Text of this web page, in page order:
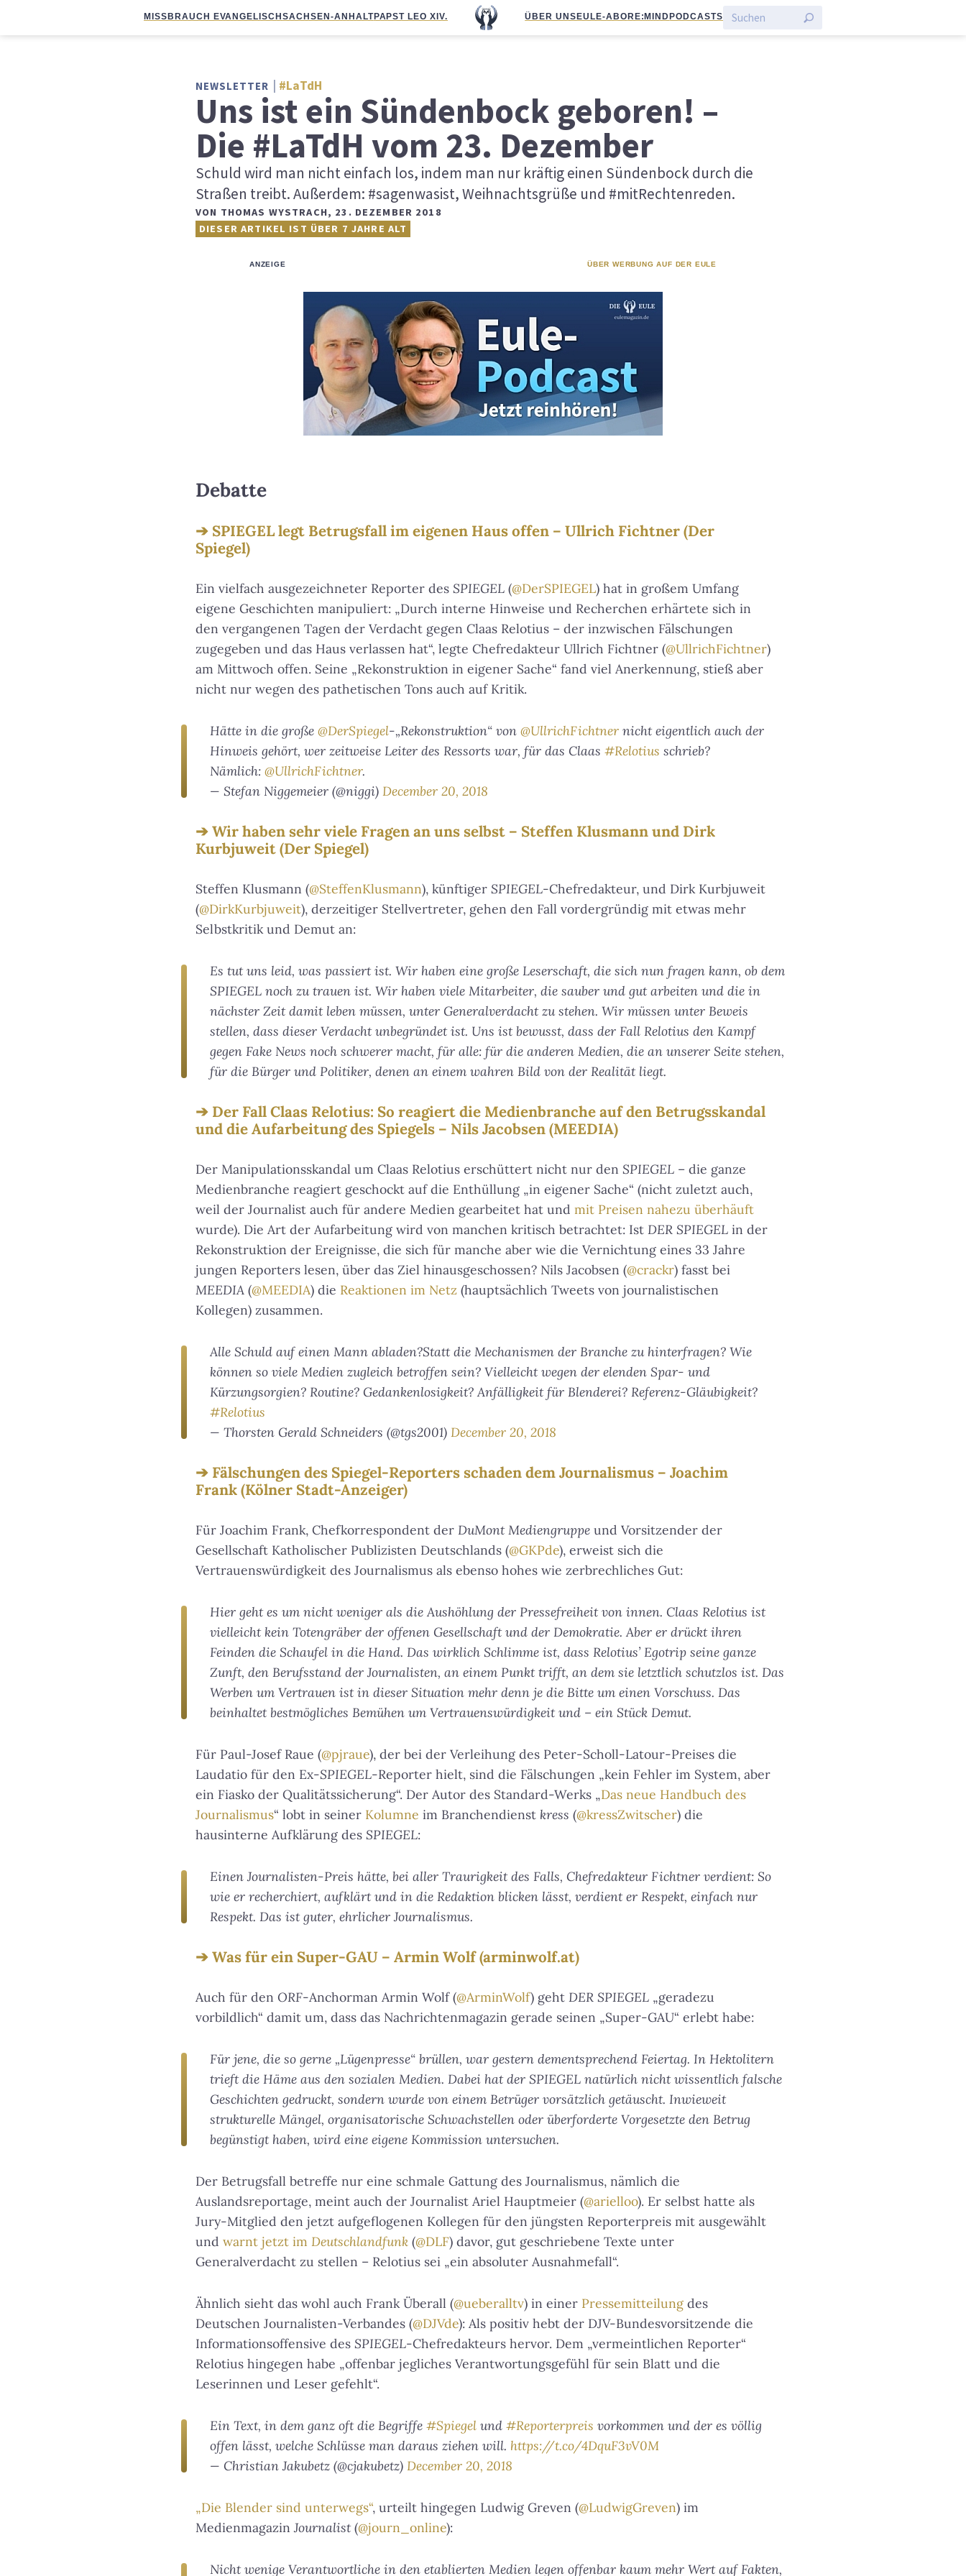
MISSBRAUCH EVANGELISCHSACHSEN-ANHALTPAPST LEO XIV. ÜBER UNS EULE-ABO RE:MIND PODCASTS
NEWSLETTER #LaTdH
Uns ist ein Sündenbock geboren! –
Die #LaTdH vom 23. Dezember
Schuld wird man nicht einfach los, indem man nur kräftig einen Sündenbock durch die
Straßen treibt. Außerdem: #sagenwasist, Weihnachtsgrüße und #mitRechtenreden.
VON THOMAS WYSTRACH, 23. DEZEMBER 2018
DIESER ARTIKEL IST ÜBER 7 JAHRE ALT
ANZEIGE ÜBER WERBUNG AUF DER EULE
Debatte
SPIEGEL legt Betrugsfall im eigenen Haus offen – Ullrich Fichtner (Der
Spiegel)
Ein vielfach ausgezeichneter Reporter des SPIEGEL (@DerSPIEGEL) hat in großem Umfang
eigene Geschichten manipuliert: „Durch interne Hinweise und Recherchen erhärtete sich in
den vergangenen Tagen der Verdacht gegen Claas Relotius – der inzwischen Fälschungen
zugegeben und das Haus verlassen hat“, legte Chefredakteur Ullrich Fichtner (@UllrichFichtner)
am Mittwoch offen. Seine „Rekonstruktion in eigener Sache“ fand viel Anerkennung, stieß aber
nicht nur wegen des pathetischen Tons auch auf Kritik.
Hätte in die große @DerSpiegel-„Rekonstruktion“ von @UllrichFichtner nicht eigentlich auch der
Hinweis gehört, wer zeitweise Leiter des Ressorts war, für das Claas #Relotius schrieb?
Nämlich: @UllrichFichtner.
— Stefan Niggemeier (@niggi) December 20, 2018
Wir haben sehr viele Fragen an uns selbst – Steffen Klusmann und Dirk
Kurbjuweit (Der Spiegel)
Steffen Klusmann (@SteffenKlusmann), künftiger SPIEGEL-Chefredakteur, und Dirk Kurbjuweit
(@DirkKurbjuweit
Selbstkritik und Demut an:
Es tut uns leid, was passiert ist. Wir haben eine große Leserschaft, die sich nun fragen kann, ob dem
SPIEGEL noch zu trauen ist. Wir haben viele Mitarbeiter, die sauber und gut arbeiten und die in
nächster Zeit damit leben müssen, unter Generalverdacht zu stehen. Wir müssen unter Beweis
stellen, dass dieser Verdacht unbegründet ist. Uns ist bewusst, dass der Fall Relotius den Kampf
gegen Fake News noch schwerer macht, für alle: für die anderen Medien, die an unserer Seite stehen,
für die Bürger und Politiker, denen an einem wahren Bild von der Realität liegt.
Der Fall Claas Relotius: So reagiert die Medienbranche auf den Betrugsskandal
und die Aufarbeitung des Spiegels – Nils Jacobsen (MEEDIA)
Der Manipulationsskandal um Claas Relotius erschüttert nicht nur den SPIEGEL – die ganze
Medienbranche reagiert geschockt auf die Enthüllung „in eigener Sache“ (nicht zuletzt auch,
weil der Journalist auch für andere Medien gearbeitet hat und mit Preisen nahezu überhäuft
wurde). Die Art der Aufarbeitung wird von manchen kritisch betrachtet: Ist DER SPIEGEL in der
Rekonstruktion der Ereignisse, die sich für manche aber wie die Vernichtung eines 33 Jahre
jungen Reporters lesen, über das Ziel hinausgeschossen? Nils Jacobsen (@crackr) fasst bei
MEEDIA (@MEEDIA) die Reaktionen im Netz (hauptsächlich Tweets von journalistischen
Kollegen) zusammen.
Alle Schuld auf einen Mann abladen?Statt die Mechanismen der Branche zu hinterfragen? Wie
können so viele Medien zugleich betroffen sein? Vielleicht wegen der elenden Spar- und
Kürzungsorgien? Routine? Gedankenlosigkeit? Anfälligkeit für Blenderei? Referenz-Gläubigkeit?
#Relotius
— Thorsten Gerald Schneiders (@tgs2001) December 20, 2018
Fälschungen des Spiegel-Reporters schaden dem Journalismus – Joachim
Frank (Kölner Stadt-Anzeiger)
Für Joachim Frank, Chefkorrespondent der DuMont Mediengruppe und Vorsitzender der
Gesellschaft Katholischer Publizisten Deutschlands (@GKPde), erweist sich die
Vertrauenswürdigkeit des Journalismus als ebenso hohes wie zerbrechliches Gut:
Hier geht es um nicht weniger als die Aushöhlung der Pressefreiheit von innen. Claas Relotius ist
vielleicht kein Totengräber der offenen Gesellschaft und der Demokratie. Aber er drückt ihren
Feinden die Schaufel in die Hand. Das wirklich Schlimme ist, dass Relotius’ Egotrip seine ganze
Zunft, den Berufsstand der Journalisten, an einem Punkt trifft, an dem sie letztlich schutzlos ist. Das
Werben um Vertrauen ist in dieser Situation mehr denn je die Bitte um einen Vorschuss. Das
beinhaltet bestmögliches Bemühen um Vertrauenswürdigkeit und – ein Stück Demut.
Für Paul-Josef Raue (@pjraue), der bei der Verleihung des Peter-Scholl-Latour-Preises die
Laudatio für den Ex-SPIEGEL-Reporter hielt, sind die Fälschungen „kein Fehler im System, aber
ein Fiasko der Qualitätssicherung“. Der Autor des Standard-Werks „Das neue Handbuch des
Journalismus“ lobt in seiner Kolumne im Branchendienst kress (@kressZwitscher) die
hausinterne Aufklärung des SPIEGEL:
Einen Journalisten-Preis hätte, bei aller Traurigkeit des Falls, Chefredakteur Fichtner verdient: So
wie er recherchiert, aufklärt und in die Redaktion blicken lässt, verdient er Respekt, einfach nur
Respekt. Das ist guter, ehrlicher Journalismus.
Was für ein Super-GAU – Armin Wolf (arminwolf.at)
Auch für den ORF-Anchorman Armin Wolf (@ArminWolf) geht DER SPIEGEL „geradezu
vorbildlich“ damit um, dass das Nachrichtenmagazin gerade seinen „Super-GAU“ erlebt habe:
Für jene, die so gerne „Lügenpresse“ brüllen, war gestern dementsprechend Feiertag. In Hektolitern
trieft die Häme aus den sozialen Medien. Dabei hat der SPIEGEL natürlich nicht wissentlich falsche
Geschichten gedruckt, sondern wurde von einem Betrüger vorsätzlich getäuscht. Inwieweit
strukturelle Mängel, organisatorische Schwachstellen oder überforderte Vorgesetzte den Betrug
begünstigt haben, wird eine eigene Kommission untersuchen.
Der Betrugsfall betreffe nur eine schmale Gattung des Journalismus, nämlich die
Auslandsreportage, meint auch der Journalist Ariel Hauptmeier (@arielloo). Er selbst hatte als
Jury-Mitglied den jetzt aufgeflogenen Kollegen für den jüngsten Reporterpreis mit ausgewählt
und warnt jetzt im Deutschlandfunk (@DLF) davor, gut geschriebene Texte unter
Generalverdacht zu stellen – Relotius sei „ein absoluter Ausnahmefall“.
Ähnlich sieht das wohl auch Frank Überall (@ueberalltv) in einer Pressemitteilung des
Deutschen Journalisten-Verbandes (@DJVde): Als positiv hebt der DJV-Bundesvorsitzende die
Informationsoffensive des SPIEGEL-Chefredakteurs hervor. Dem „vermeintlichen Reporter“
Relotius hingegen habe „offenbar jegliches Verantwortungsgefühl für sein Blatt und die
Leserinnen und Leser gefehlt“.
Ein Text, in dem ganz oft die Begriffe #Spiegel und #Reporterpreis vorkommen und der es völlig
offen lässt, welche Schlüsse man daraus ziehen will. https://t.co/4DquF3vV0M
— Christian Jakubetz (@cjakubetz) December 20, 2018
„Die Blender sind unterwegs“, urteilt hingegen Ludwig Greven (@LudwigGreven) im
Medienmagazin Journalist(@journ_online):
Nicht wenige Verantwortliche in den etablierten Medien legen offenbar kaum mehr Wert auf Fakten,